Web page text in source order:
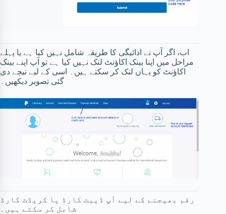
اب، اگر آپ نے ادائیگی کا طریقہ شامل نہیں کیا ہے یا پہلے
مراحل میں اپنا بینک اکاؤنٹ لنک نہیں کیا ہے تو آپ اپنے بینک
اکاؤنٹ کو یہاں لنک کر سکتے ہیں۔ اسی کے لیے نیچے دی
گئی تصویر دیکھیں۔
رقم بھیجنے کے لیے آپ ڈیبٹ کارڈ یا کریڈٹ کارڈ
شامل کر سکتے ہیں۔